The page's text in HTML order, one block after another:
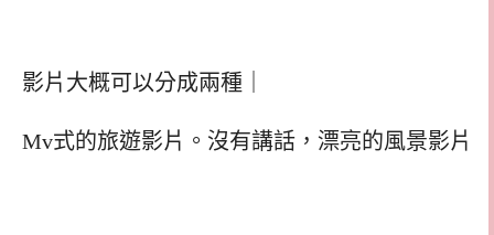
影片大概可以分成兩種｜
Mv式的旅遊影片。沒有講話，漂亮的風景影片